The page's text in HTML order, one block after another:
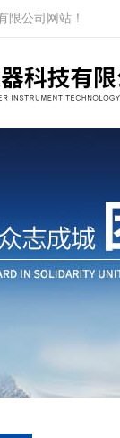
限公司网站！